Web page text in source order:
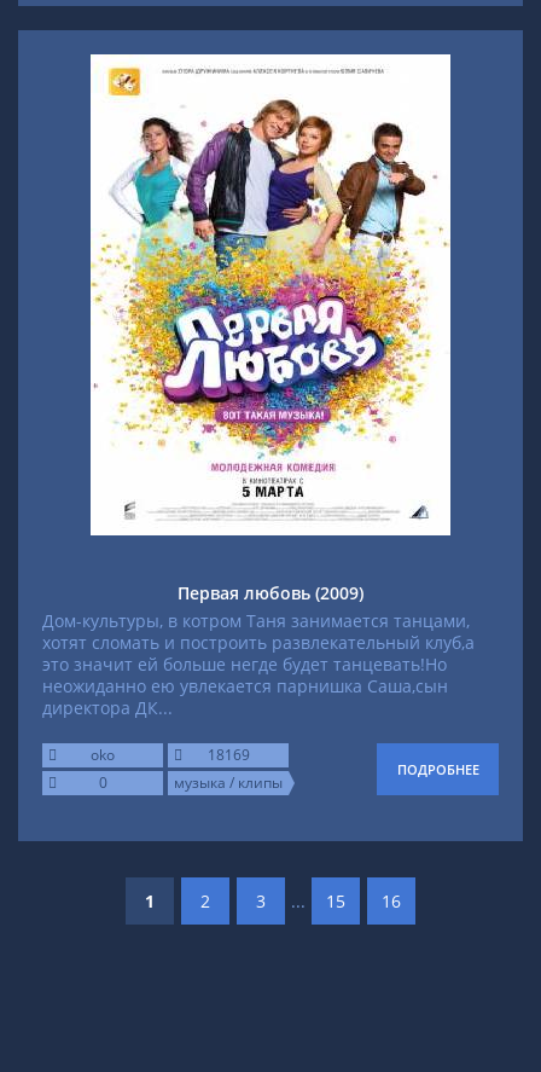
Первая любовь (2009)
Дом-культуры, в котром Таня занимается танцами,
хотят сломать и построить развлекательный клуб,а
это значит ей больше негде будет танцевать!Но
неожиданно ею увлекается парнишка Саша,сын
директора ДК...
oko
18169
0
музыка / клипы
ПОДРОБНЕЕ
1 2 3 ... 15 16